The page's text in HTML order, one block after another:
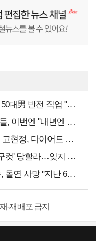
반전 직업 "얼마 전…"
엔 "내년엔 더욱…"
, 다이어트 아니라
라…잊지 말아야 할 것
사망 "지난 6월에도…"
-재배포 금지